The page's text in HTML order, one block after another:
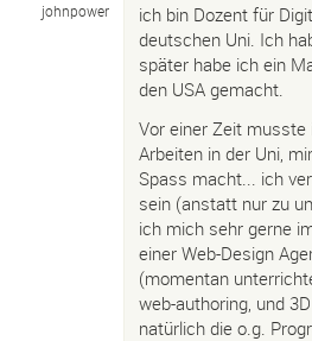
johnpower
ich bin Dozent für
deutschen Uni. Ich
später habe ich ein
den USA gemacht.
Vor einer Zeit
Arbeiten in der Uni,
Spass macht... ich
sein (anstatt nur zu
ich mich sehr gerne
einer Web-Design
(momentan
web-authoring, und
natürlich die o.g.